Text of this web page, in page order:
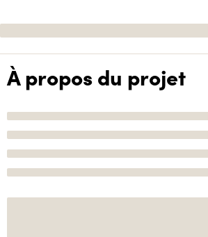
À propos du projet